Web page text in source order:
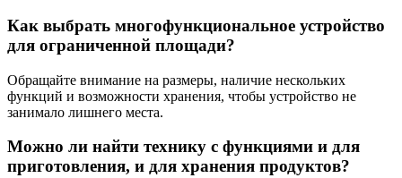
Как выбрать многофункциональное устройство
для ограниченной площади?
Обращайте внимание на размеры, наличие нескольких
функций и возможности хранения, чтобы устройство не
занимало лишнего места.
Можно ли найти технику с функциями и для
приготовления, и для хранения продуктов?